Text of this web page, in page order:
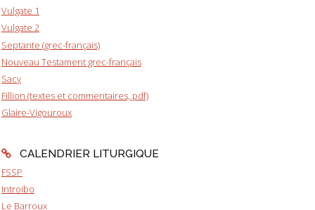
Vulgate 1
Vulgate 2
Septante (grec-français)
Nouveau Testament grec-français
Sacy
Fillion (textes et commentaires, pdf)
Glaire-Vigouroux
CALENDRIER LITURGIQUE
FSSP
Introibo
Le Barroux